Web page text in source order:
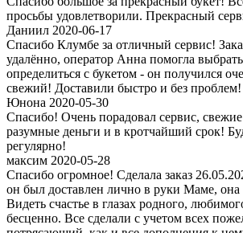
просьбы удовлетворили. Прекрасный
Даниил 2020-06-17
Спасибо Клумбе за отличный сервис!
удалённо, оператор Анна помогла
определиться с букетом - он получился
свежий! Доставили быстро и без проблем!
Юнона 2020-05-30
Спасибо! Очень порадовал сервис,
разумные деньги и в кротчайший срок!
регулярно!
максим 2020-05-28
Спасибо огромное! Сделала заказ
он был доставлен лично в руки Маме, она
Видеть счастье в глазах родного,
бесценно. Все сделали с учетом всех